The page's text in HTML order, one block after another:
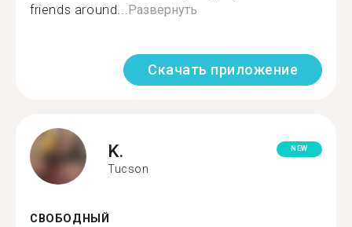
friends around...Развернуть
Скачать приложение
K.
Tucson
NEW
СВОБОДНЫЙ